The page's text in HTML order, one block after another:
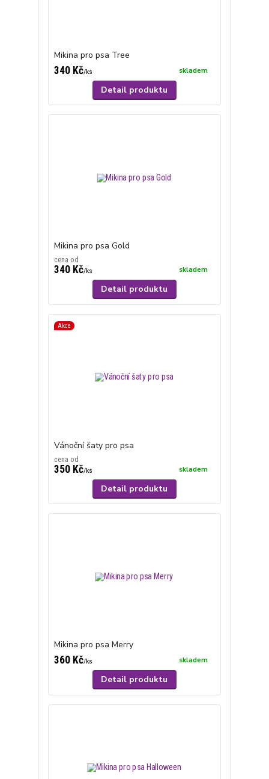
Mikina pro psa Tree
340 Kč/ks skladem
Detail produktu
Mikina pro psa Gold
cena od
340 Kč/ks skladem
Detail produktu
Akce
Vánoční šaty pro psa
cena od
350 Kč/ks skladem
Detail produktu
Mikina pro psa Merry
360 Kč/ks skladem
Detail produktu